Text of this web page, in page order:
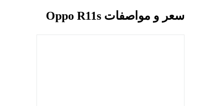
سعر و مواصفات Oppo R11s